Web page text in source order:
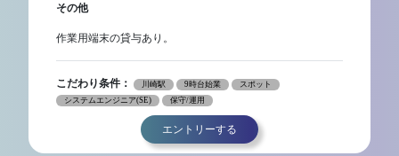
その他
作業用端末の貸与あり。
こだわり条件： 川崎駅 9時台始業
スポット
システムエンジニア(SE)
保守/運用
エントリーする